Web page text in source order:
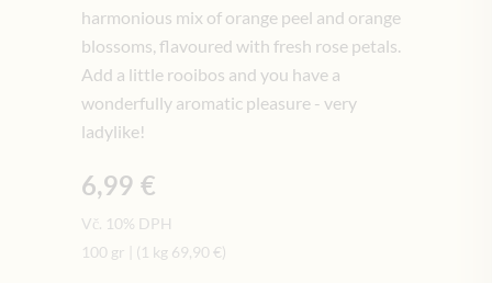
harmonious mix of orange peel and orange
blossoms, flavoured with fresh rose petals.
Add a little rooibos and you have a
wonderfully aromatic pleasure - very
ladylike!
6,99 €
Vč. 10% DPH
100 gr
(1 kg 69,90 €)